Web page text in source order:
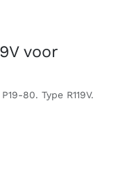
voor
80. Type R119V.